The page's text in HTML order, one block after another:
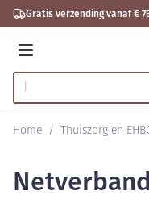
Ga naar de inhoud
Gratis verzending vanaf €
Menu
Product, merk,
Home / Thuiszorg en